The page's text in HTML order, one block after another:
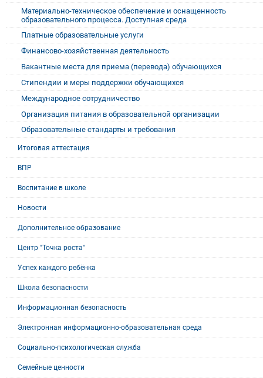
Материально-техническое обеспечение и оснащенность
образовательного процесса. Доступная среда
Платные образовательные услуги
Финансово-хозяйственная деятельность
Вакантные места для приема (перевода) обучающихся
Стипендии и меры поддержки обучающихся
Международное сотрудничество
Организация питания в образовательной организации
Образовательные стандарты и требования
Итоговая аттестация
ВПР
Воспитание в школе
Новости
Дополнительное образование
Центр "Точка роста"
Успех каждого ребёнка
Школа безопасности
Информационная безопасность
Электронная информационно-образовательная среда
Социально-психологическая служба
Семейные ценности